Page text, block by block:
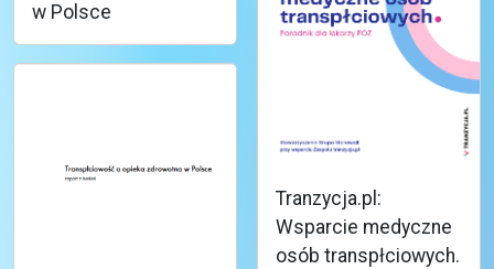
w Polsce
Tranzycja.pl:
Wsparcie medyczne
osób transpłciowych.